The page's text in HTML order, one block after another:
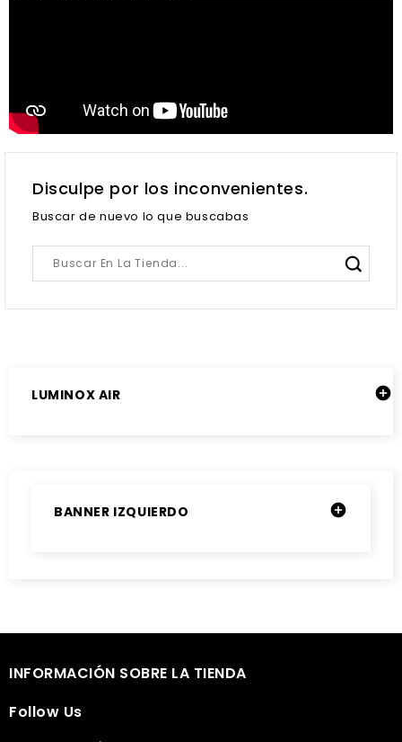
Disculpe por los inconvenientes.
Buscar de nuevo lo que buscabas
LUMINOX AIR 
BANNER IZQUIERDO 
INFORMACIÓN SOBRE LA TIENDA
Follow Us